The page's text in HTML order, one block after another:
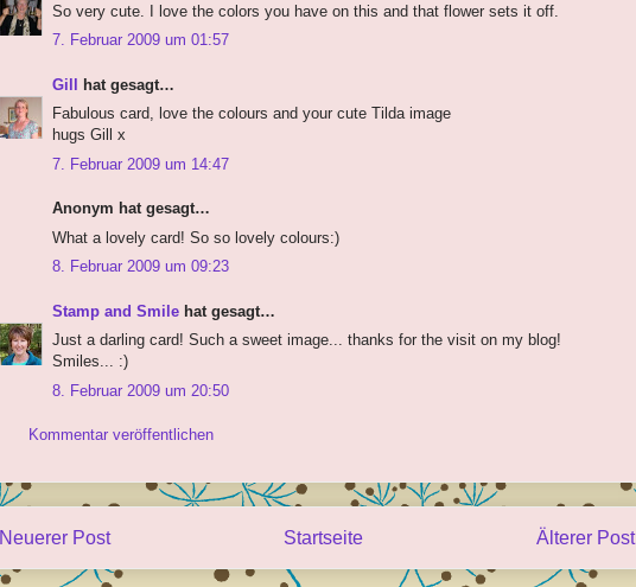
So very cute. I love the colors you have on this and that flower sets it off.
7. Februar 2009 um 01:57
Gill hat gesagt…
Fabulous card, love the colours and your cute Tilda image
hugs Gill x
7. Februar 2009 um 14:47
Anonym hat gesagt…
What a lovely card! So so lovely colours:)
8. Februar 2009 um 09:23
Stamp and Smile hat gesagt…
Just a darling card! Such a sweet image... thanks for the visit on my blog!
Smiles... :)
8. Februar 2009 um 20:50
Kommentar veröffentlichen
Neuerer Post Älterer Post
Startseite